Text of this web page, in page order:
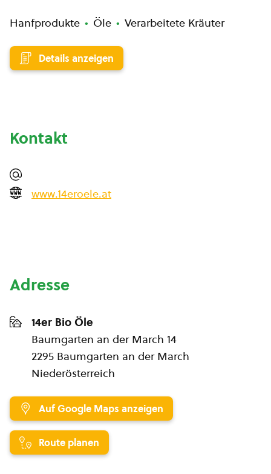
Hanfprodukte Öle Verarbeitete Kräuter
Details anzeigen
Kontakt
www.14eroele.at
Adresse
14er Bio Öle
Baumgarten an der March 14
2295 Baumgarten an der March
Niederösterreich
Auf Google Maps anzeigen
Route planen